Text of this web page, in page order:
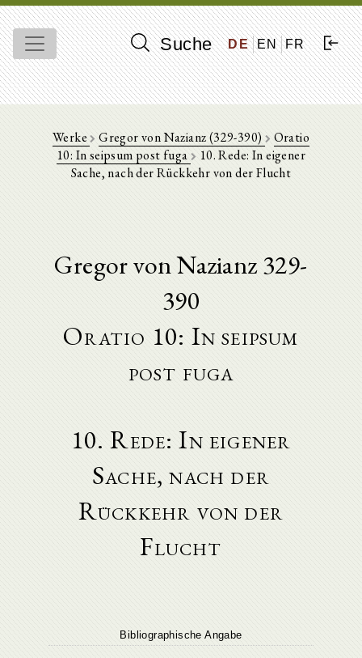
Suche DE EN FR
Werke Gregor von Nazianz (329-390)
Oratio
10: In seipsum post fuga
10. Rede: In eigener
Sache, nach der Rückkehr von der Flucht
Gregor von Nazianz 329-
390
Oratio 10: In seipsum
post fuga
10. Rede: In eigener
Sache, nach der
Rückkehr von der
Flucht
Bibliographische Angabe